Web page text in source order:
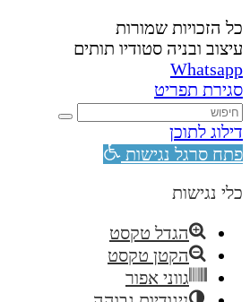
כל הזכויות שמורות
עיצוב ובניה סטודיו תותים
Whatsapp
סגירת תפריט
דילוג לתוכן
פתח סרגל נגישות
כלי נגישות
הגדל טקסט
הקטן טקסט
גווני אפור